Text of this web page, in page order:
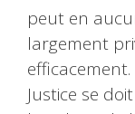
peut en
largement
Justice se